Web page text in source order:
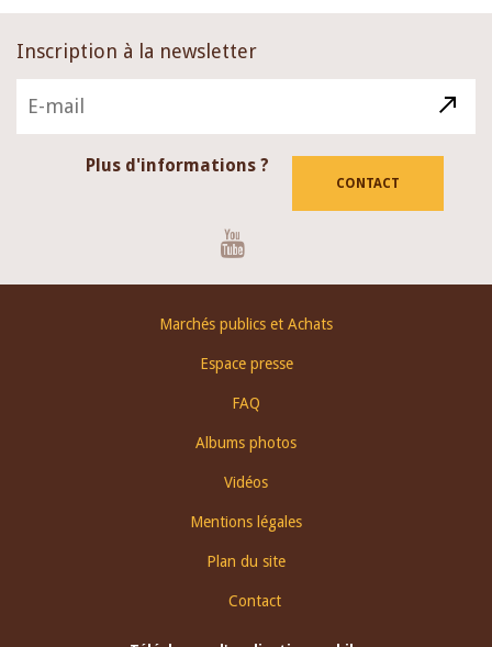
Inscription à la newsletter
Plus d'informations ?
CONTACT
Marchés publics et Achats
Espace presse
FAQ
Albums photos
Vidéos
Mentions légales
Plan du site
Contact